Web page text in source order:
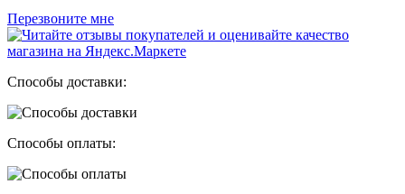
Перезвоните мне
Способы доставки:
Способы оплаты: